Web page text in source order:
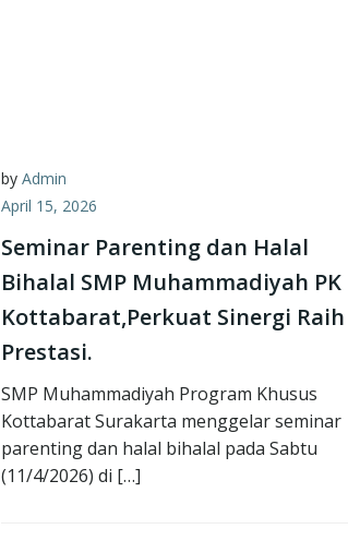
by Admin
April 15, 2026
Seminar Parenting dan Halal
Bihalal SMP Muhammadiyah PK
Kottabarat,Perkuat Sinergi Raih
Prestasi.
SMP Muhammadiyah Program Khusus
Kottabarat Surakarta menggelar seminar
parenting dan halal bihalal pada Sabtu
(11/4/2026) di […]